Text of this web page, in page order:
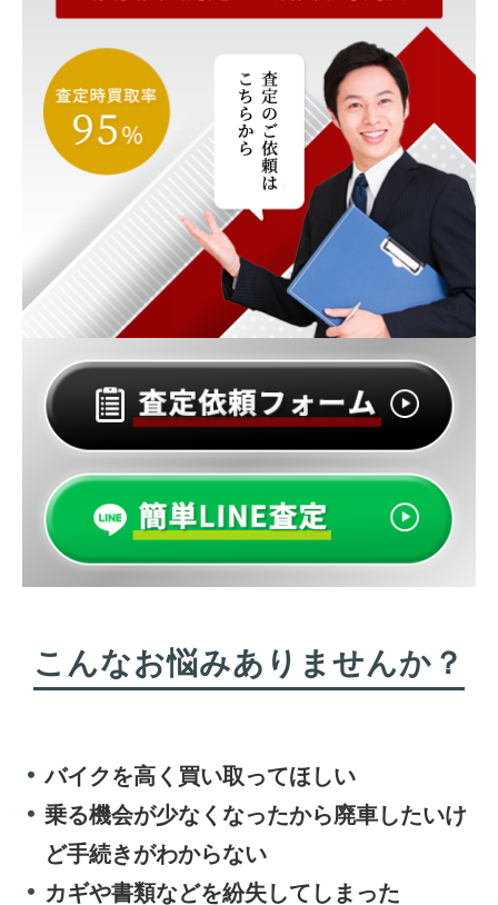
こんなお悩みありませんか？
バイクを高く買い取ってほしい
乗る機会が少なくなったから廃車したいけ
ど手続きがわからない
カギや書類などを紛失してしまった